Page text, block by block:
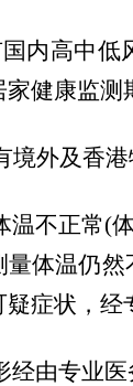
内高中低
健康监测
境外及香
温不正常(
量体温仍
症状，
经由专业